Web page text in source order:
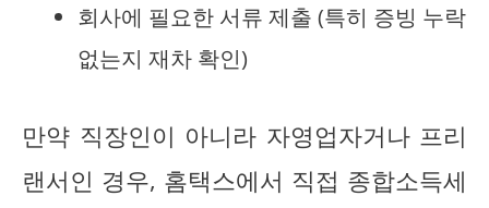
회사에 필요한 서류 제출 (특히 증빙 누락
없는지 재차 확인)
만약 직장인이 아니라 자영업자거나 프리
랜서인 경우, 홈택스에서 직접 종합소득세